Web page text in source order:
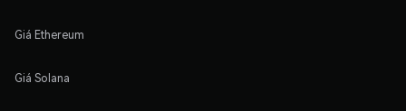
Giá Ethereum
Giá Solana